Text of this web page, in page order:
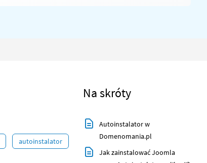
autoinstalator
Na skróty
Autoinstalator w
Domenomania.pl
Jak zainstalować Joomla